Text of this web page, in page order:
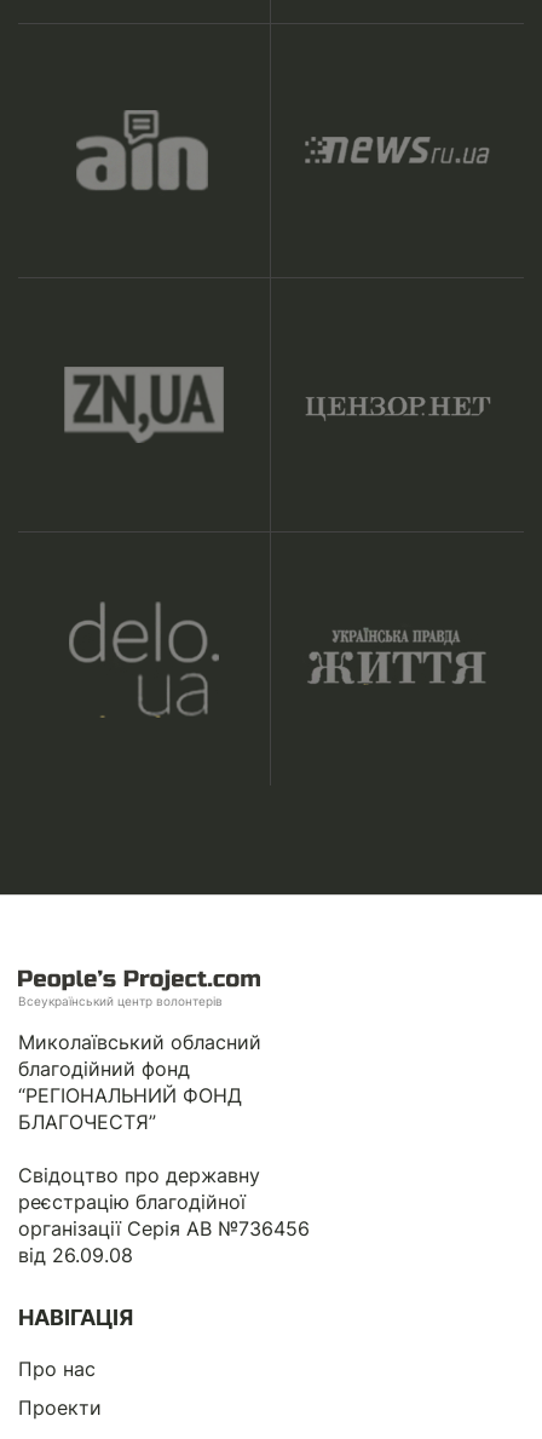
Всеукраїнський центр волонтерів
Миколаївський обласний
благодійний фонд
“РЕГІОНАЛЬНИЙ ФОНД
БЛАГОЧЕСТЯ”
Свідоцтво про державну
реєстрацію благодійної
організації Серія АВ №736456
від 26.09.08
НАВІГАЦІЯ
Про нас
Проекти